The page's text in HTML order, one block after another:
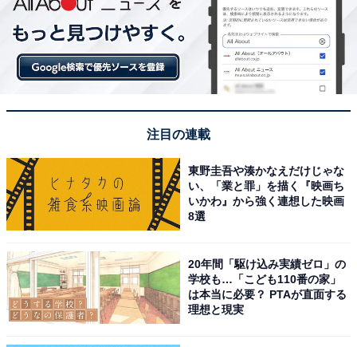
注目の連載
東野圭吾や湊かなえだけじゃな
い、「業と罪」を描く『映画ち
いかわ』から強く連想した映画
8選
20年間「駆け込み実績ゼロ」の
学校も…「こども110番の家」
は本当に必要？ PTAが直面する
理想と現実